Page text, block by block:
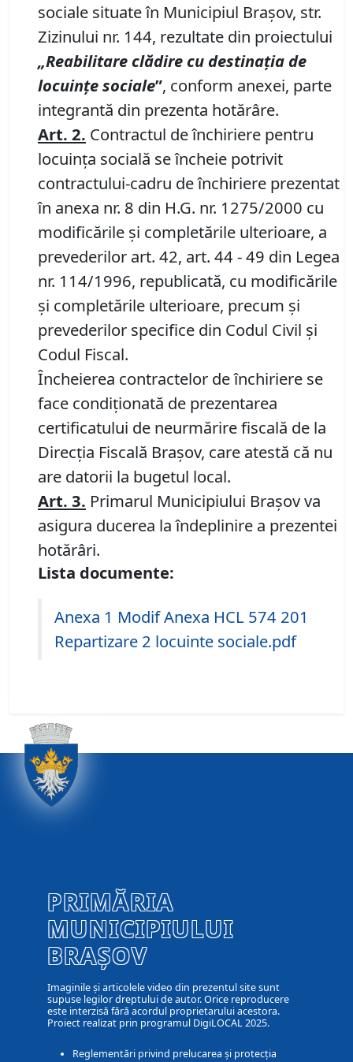
sociale situate în Municipiul Braşov, str.
Zizinului nr. 144, rezultate din proiectului
„Reabilitare clădire cu destinaţia de
locuinţe sociale”, conform anexei, parte
integrantă din prezenta hotărâre.
Art. 2. Contractul de închiriere pentru
locuinţa socială se încheie potrivit
contractului-cadru de închiriere prezentat
în anexa nr. 8 din H.G. nr. 1275/2000 cu
modificările şi completările ulterioare, a
prevederilor art. 42, art. 44 - 49 din Legea
nr. 114/1996, republicată, cu modificările
şi completările ulterioare, precum şi
prevederilor specifice din Codul Civil şi
Codul Fiscal.
Încheierea contractelor de închiriere se
face condiţionată de prezentarea
certificatului de neurmărire fiscală de la
Direcţia Fiscală Braşov, care atestă că nu
are datorii la bugetul local.
Art. 3. Primarul Municipiului Braşov va
asigura ducerea la îndeplinire a prezentei
hotărâri.
Lista documente:
Anexa 1 Modif Anexa HCL 574 201
Repartizare 2 locuinte sociale.pdf
PRIMĂRIA
MUNICIPIULUI
BRAȘOV
Imaginile și articolele video din prezentul site sunt
supuse legilor dreptului de autor. Orice reproducere
este interzisă fără acordul proprietarului acestora.
Proiect realizat prin programul DigiLOCAL 2025.
Reglementări privind prelucarea și protecția